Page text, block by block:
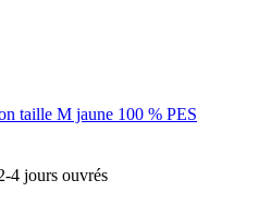
taille M jaune 100 % PES
4 jours ouvrés